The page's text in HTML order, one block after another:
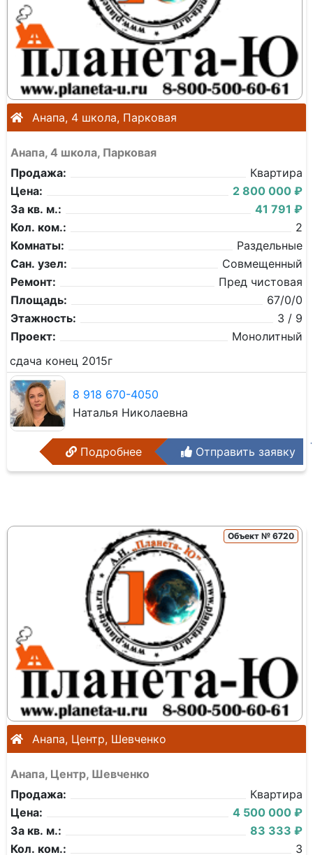
Анапа, 4 школа, Парковая
Анапа, 4 школа, Парковая
Продажа:
Квартира
Цена:
2 800 000 ₽
За кв. м.:
41 791 ₽
Кол. ком.:
2
Комнаты:
Раздельные
Сан. узел:
Совмещенный
Ремонт:
Пред чистовая
Площадь:
67/0/0
Этажность:
3 / 9
Проект:
Монолитный
сдача конец 2015г
8 918 670-4050
Наталья Николаевна
Подробнее Отправить заявку
Объект № 6720
Анапа, Центр, Шевченко
Анапа, Центр, Шевченко
Продажа:
Квартира
Цена:
4 500 000 ₽
За кв. м.:
83 333 ₽
Кол. ком.:
3